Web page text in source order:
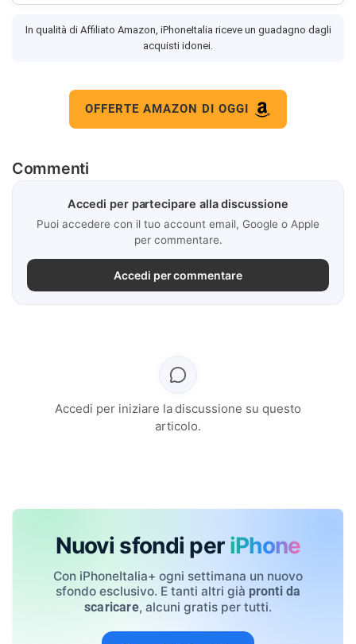
In qualità di Affiliato Amazon, iPhoneItalia riceve un guadagno dagli
acquisti idonei.
OFFERTE AMAZON DI OGGI
Commenti
Accedi per partecipare alla discussione
Puoi accedere con il tuo account email, Google o Apple
per commentare.
Accedi per commentare
Accedi per iniziare la discussione su questo
articolo.
Nuovi sfondi per iPhone
Con iPhoneItalia+ ogni settimana un nuovo
sfondo esclusivo. E tanti altri già pronti da
scaricare, alcuni gratis per tutti.